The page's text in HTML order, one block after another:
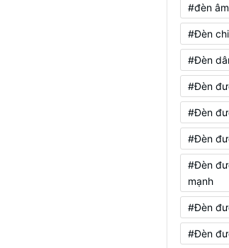
#đèn
#Đèn
#Đèn
#Đèn
#Đèn
#Đèn
#Đèn
mạnh
#Đèn
#Đèn